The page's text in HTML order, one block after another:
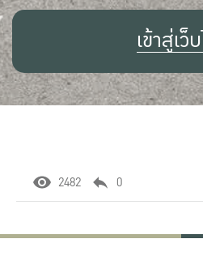
เข้าสู่เว็
2482 0